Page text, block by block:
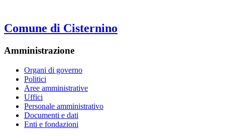
Comune di Cisternino
Amministrazione
Organi di governo
Politici
Aree amministrative
Uffici
Personale amministrativo
Documenti e dati
Enti e fondazioni